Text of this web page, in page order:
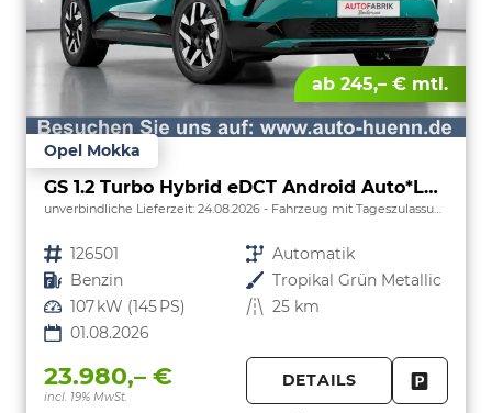
ab 245,– € mtl.
Opel Mokka
GS 1.2 Turbo Hybrid eDCT Android Auto*Leder*SHZ*Keyless*Kamera*Klimaauto*LED*
unverbindliche Lieferzeit: 24.08.2026 Fahrzeug mit Tageszulassung
Fahrzeugnr. 126501 Getriebe Automatik
Kraftstoff Benzin Außenfarbe Tropikal Grün Metallic
Leistung 107 kW (145 PS) Kilometerstand 25 km
01.08.2026
23.980,– €
incl. 19% MwSt.
DETAILS